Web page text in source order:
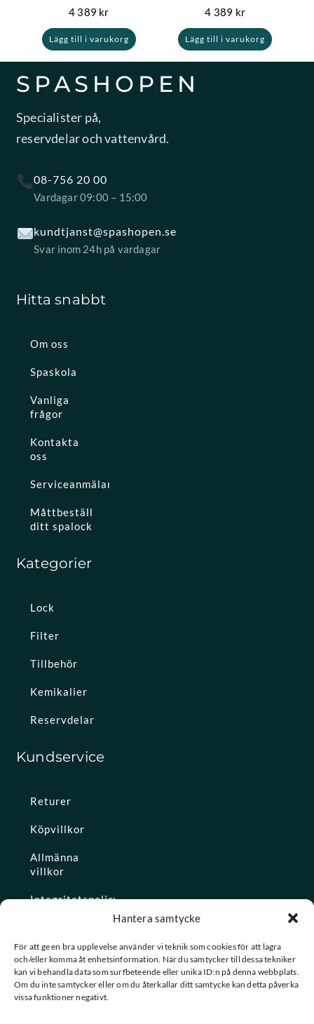
Hantera samtycke
För att ge en bra upplevelse använder vi teknik som cookies för att lagra
och/eller komma åt enhetsinformation. När du samtycker till dessa tekniker
kan vi behandla data som surfbeteende eller unika ID:n på denna webbplats.
Om du inte samtycker eller om du återkallar ditt samtycke kan detta påverka
vissa funktioner negativt.
4 389 kr
Lägg till i varukorg
4 389 kr
Lägg till i varukorg
SPASHOPEN
Specialister på,
reservdelar och vattenvård.
08-756 20 00
Vardagar 09:00 – 15:00
kundtjanst@spashopen.se
Svar inom 24h på vardagar
Hitta snabbt
Om oss
Spaskola
Vanliga
frågor
Kontakta
oss
Serviceanmälan
Måttbeställ
ditt spalock
Kategorier
Lock
Filter
Tillbehör
Kemikalier
Reservdelar
Kundservice
Returer
Köpvillkor
Allmänna
villkor
Integritetspolicy
Konto